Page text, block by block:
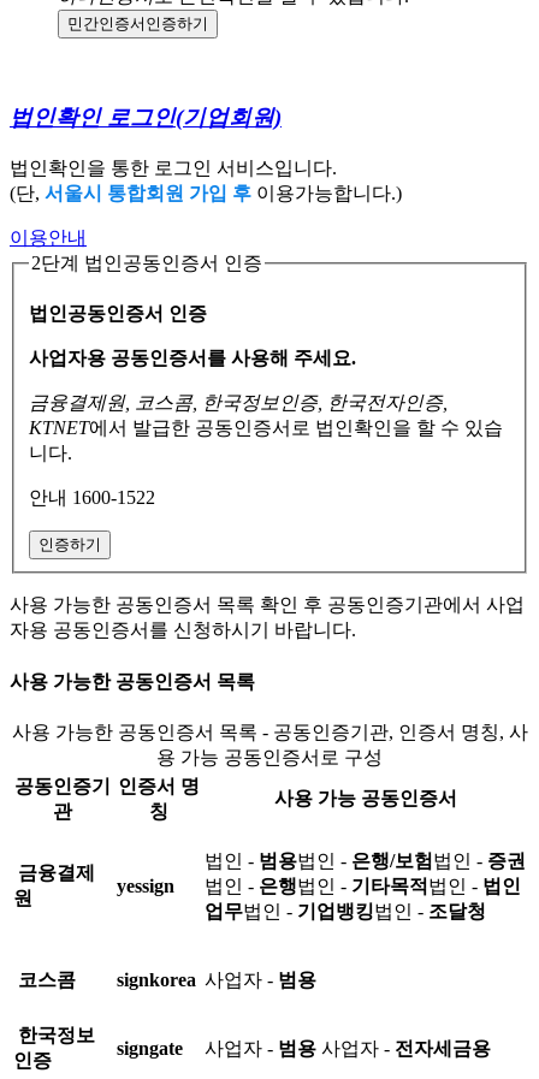
민간인증서 인증하기
법인확인 로그인(기업회원)
법인확인을 통한 로그인 서비스입니다.
(단, 서울시 통합회원 가입 후 이용가능합니다.)
이용안내
2단계 법인공동인증서 인증
법인공동인증서 인증
사업자용 공동인증서를 사용해 주세요.
금융결제원, 코스콤, 한국정보인증, 한국전자인증,
KTNET에서 발급한 공동인증서로 법인확인을 할 수 있습
니다.
안내 1600-1522
인증하기
사용 가능한 공동인증서 목록 확인 후 공동인증기관에서 사업
자용 공동인증서를 신청하시기 바랍니다.
사용 가능한 공동인증서 목록
사용 가능한 공동인증서 목록 - 공동인증기관, 인증서 명칭, 사
용 가능 공동인증서로 구성
공동인증기
관
인증서 명
칭
사용 가능 공동인증서
금융결제
원
yessign
법인 - 범용법인 - 은행/보험 법인 - 증권
법인 - 은행법인 - 기타목적 법인 - 법인
업무법인 - 기업뱅킹법인 - 조달청
코스콤 signkorea 사업자 - 범용
한국정보
인증
signgate 사업자 - 범용 사업자 - 전자세금용